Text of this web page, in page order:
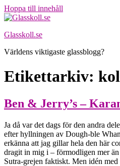
Hoppa till innehåll
Glasskoll.se
Världens viktigaste glassblogg?
Etikettarkiv:
Ben & Jerry’s –
Ja då var det dags för den andra
efter hyllningen av Dough-ble
erkänna att jag gillar hela den här
dragit in mig i – förmodligen mer
Sutra-grejen faktiskt. Men idén